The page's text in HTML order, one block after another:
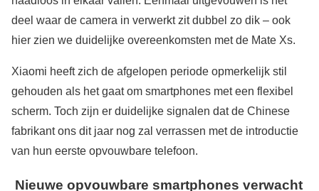
deel waar de camera in verwerkt zit dubbel zo dik – ook
hier zien we duidelijke overeenkomsten met de Mate Xs.
Xiaomi heeft zich de afgelopen periode opmerkelijk stil
gehouden als het gaat om smartphones met een flexibel
scherm. Toch zijn er duidelijke signalen dat de Chinese
fabrikant ons dit jaar nog zal verrassen met de introductie
van hun eerste opvouwbare telefoon.
Nieuwe opvouwbare smartphones verwacht